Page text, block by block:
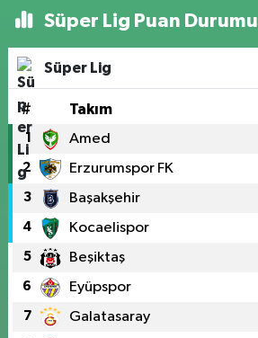
Süper Lig Puan Durumu
Süper Lig
# Takım
1 Amed
2 Erzurumspor FK
3 Başakşehir
4 Kocaelispor
5 Beşiktaş
6 Eyüpspor
7 Galatasaray